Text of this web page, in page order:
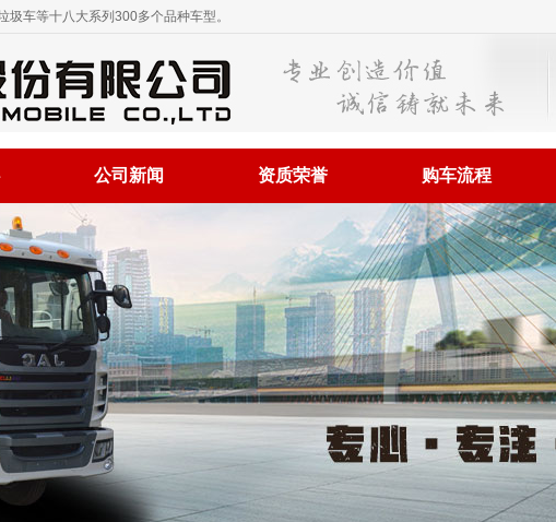
车等十八大系列300多个品种车型。
公司新闻 资质荣誉 购车流程